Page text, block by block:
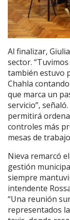
Al finalizar,
sector.
también estuvo
Chahla
que marca un
servicio”,
permitirá
controles más
mesas de
Nieva remarcó
gestión
siempre
intendente
“Una reunión
representados